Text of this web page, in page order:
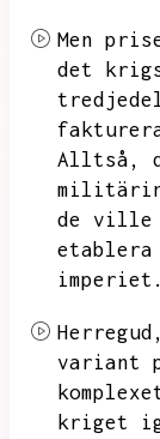
Men
det
Alltså,
de ville
etablera
imperiet.
variant
kriget